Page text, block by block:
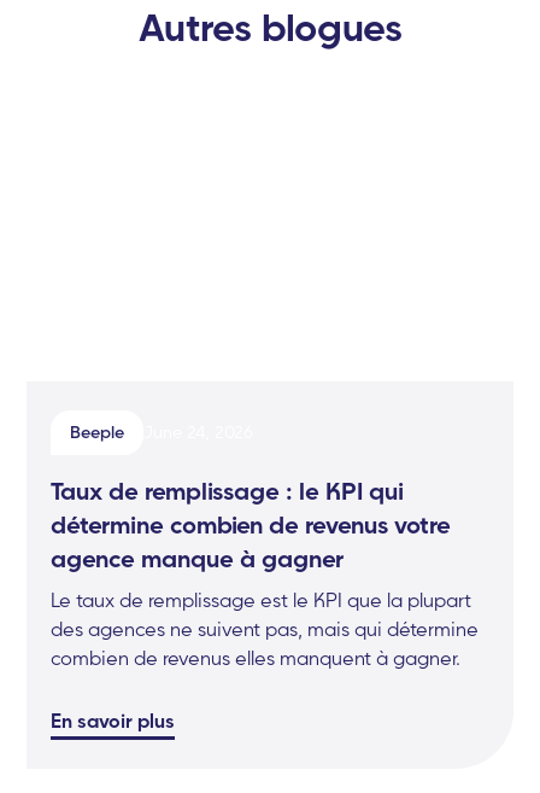
Autres blogues
Beeple
Taux de remplissage : le KPI qui
détermine combien de revenus votre
agence manque à gagner
Le taux de remplissage est le KPI que la plupart
des agences ne suivent pas, mais qui détermine
combien de revenus elles manquent à gagner.
En savoir plus